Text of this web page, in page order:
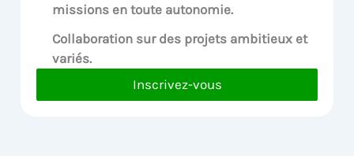
missions en toute autonomie.
Collaboration sur des projets ambitieux et
variés.
Inscrivez-vous